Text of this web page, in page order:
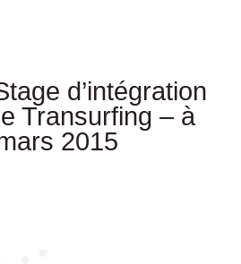
d’intégration
Transurfing – à
2015